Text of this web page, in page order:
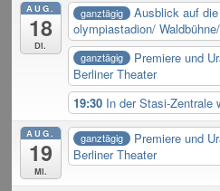
AUG.
18
Di.
ganztägig Ausblick auf
olympiastadion/
ganztägig Premiere und
Berliner Theater
19:30 In der Stasi-Zentrale
AUG.
19
Mi.
ganztägig Premiere und
Berliner Theater